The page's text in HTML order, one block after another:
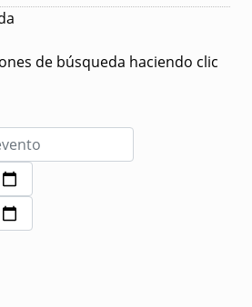
de búsqueda haciendo clic